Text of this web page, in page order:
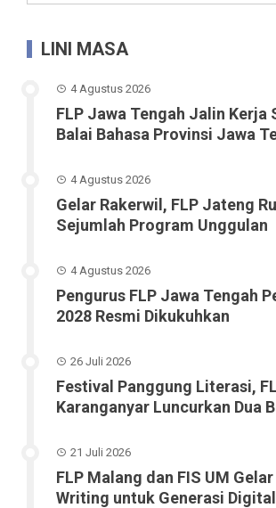
LINI MASA
4 Agustus 2026
FLP Jawa Tengah Jalin Kerja
Balai Bahasa Provinsi Jawa
4 Agustus 2026
Gelar Rakerwil, FLP Jateng
Sejumlah Program Unggulan
4 Agustus 2026
Pengurus FLP Jawa Tengah
2028 Resmi Dikukuhkan
26 Juli 2026
Festival Panggung Literasi,
Karanganyar Luncurkan Dua
21 Juli 2026
FLP Malang dan FIS UM
Writing untuk Generasi Digital